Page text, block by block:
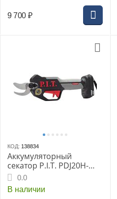
9 700 ₽
КОД: 138834
Аккумуляторный
секатор P.I.T. PDJ20H-
300A SOLO,
бесщёточный, 20 В, 0-25
мм, без акк. и з/у
0.0
В наличии